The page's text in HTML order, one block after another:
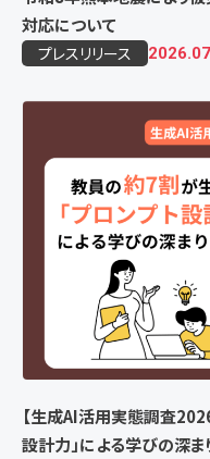
対応について
プレスリリース
【生成AI活用実態調査
設計力」による学びの深